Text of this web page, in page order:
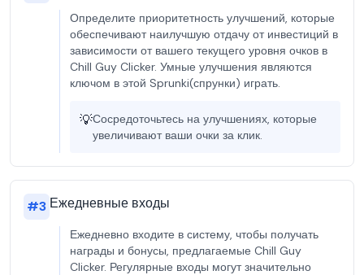
Определите приоритетность улучшений, которые
обеспечивают наилучшую отдачу от инвестиций в
зависимости от вашего текущего уровня очков в
Chill Guy Clicker. Умные улучшения являются
ключом в этой Sprunki(спрунки) играть.
💡Сосредоточьтесь на улучшениях, которые
увеличивают ваши очки за клик.
#3 Ежедневные входы
Ежедневно входите в систему, чтобы получать
награды и бонусы, предлагаемые Chill Guy
Clicker. Регулярные входы могут значительно